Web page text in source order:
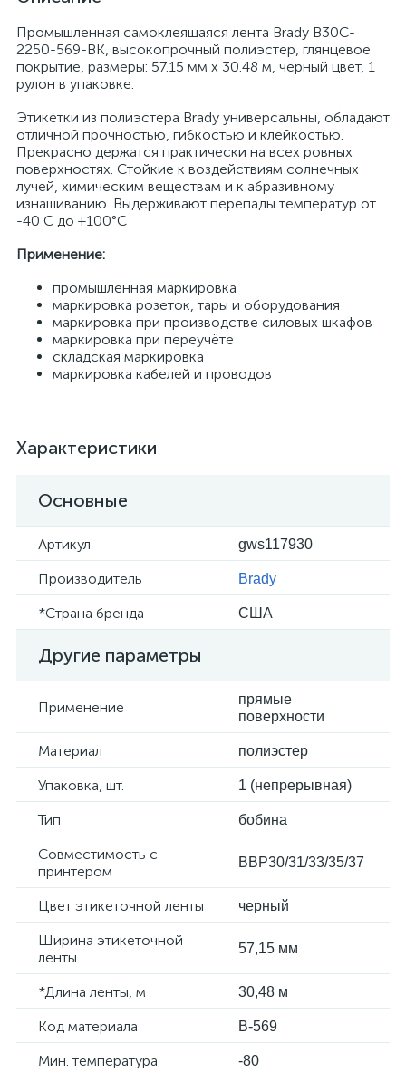
Промышленная самоклеящаяся лента Brady B30C-
2250-569-BK, высокопрочный полиэстер, глянцевое
покрытие, размеры: 57.15 мм х 30.48 м, черный цвет, 1
рулон в упаковке.
Этикетки из полиэстера Brady универсальны, обладают
отличной прочностью, гибкостью и клейкостью.
Прекрасно держатся практически на всех ровных
поверхностях. Стойкие к воздействиям солнечных
лучей, химическим веществам и к абразивному
изнашиванию. Выдерживают перепады температур от
-40 С до +100°С
Применение:
промышленная маркировка
маркировка розеток, тары и оборудования
маркировка при производстве силовых шкафов
маркировка при переучёте
складская маркировка
маркировка кабелей и проводов
Характеристики
Основные
Артикул gws117930
Производитель Brady
*Страна бренда США
Другие параметры
Применение
прямые
поверхности
Материал полиэстер
Упаковка, шт. 1 (непрерывная)
Тип бобина
Совместимость с
принтером
BBP30/31/33/35/37
Цвет этикеточной ленты черный
Ширина этикеточной
ленты
57,15 мм
*Длина ленты, м 30,48 м
Код материала B-569
Мин. температура -80